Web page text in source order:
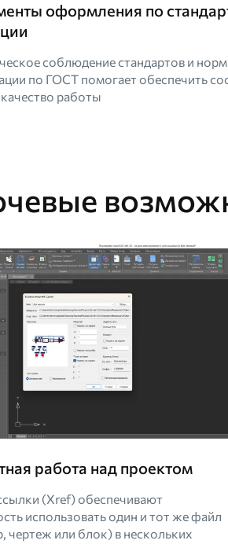
оформления по
соблюдение стандартов и
по ГОСТ помогает обеспечить
работы
работа над проектом
(Xref) обеспечивают
использовать один и тот же файл
чертеж или блок) в нескольких